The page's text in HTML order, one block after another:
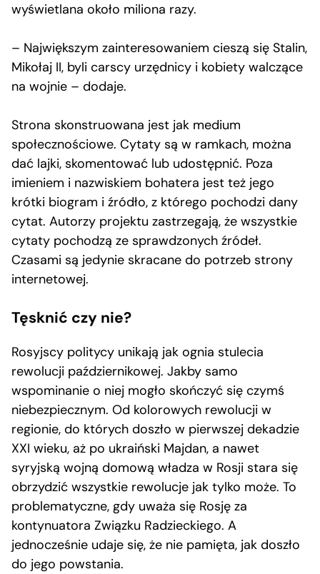
wyświetlana około miliona razy.
– Największym zainteresowaniem cieszą się Stalin,
Mikołaj II, byli carscy urzędnicy i kobiety walczące
na wojnie – dodaje.
Strona skonstruowana jest jak medium
społecznościowe. Cytaty są w ramkach, można
dać lajki, skomentować lub udostępnić. Poza
imieniem i nazwiskiem bohatera jest też jego
krótki biogram i źródło, z którego pochodzi dany
cytat. Autorzy projektu zastrzegają, że wszystkie
cytaty pochodzą ze sprawdzonych źródeł.
Czasami są jedynie skracane do potrzeb strony
internetowej.
Tęsknić czy nie?
Rosyjscy politycy unikają jak ognia stulecia
rewolucji październikowej. Jakby samo
wspominanie o niej mogło skończyć się czymś
niebezpiecznym. Od kolorowych rewolucji w
regionie, do których doszło w pierwszej dekadzie
XXI wieku, aż po ukraiński Majdan, a nawet
syryjską wojną domową władza w Rosji stara się
obrzydzić wszystkie rewolucje jak tylko może. To
problematyczne, gdy uważa się Rosję za
kontynuatora Związku Radzieckiego. A
jednocześnie udaje się, że nie pamięta, jak doszło
do jego powstania.